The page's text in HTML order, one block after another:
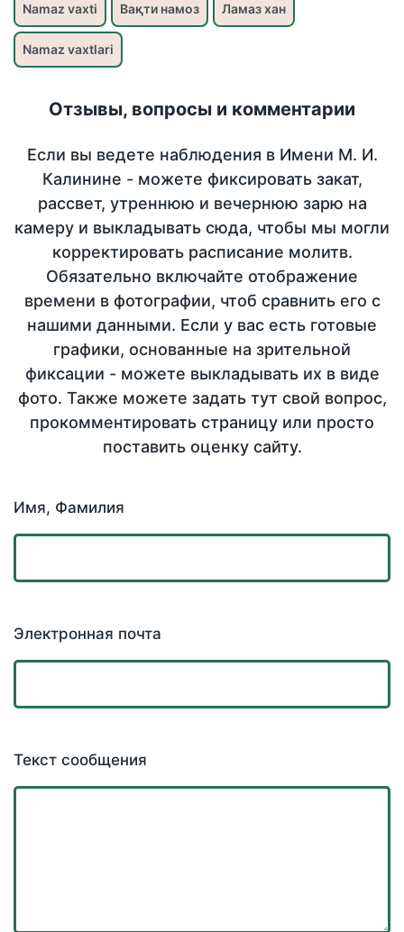
Namaz vaxti Вақти намоз Ламаз хан
Namaz vaxtlari
Отзывы, вопросы и комментарии
Если вы ведете наблюдения в Имени М. И.
Калинине - можете фиксировать закат,
рассвет, утреннюю и вечернюю зарю на
камеру и выкладывать сюда, чтобы мы могли
корректировать расписание молитв.
Обязательно включайте отображение
времени в фотографии, чтоб сравнить его с
нашими данными. Если у вас есть готовые
графики, основанные на зрительной
фиксации - можете выкладывать их в виде
фото. Также можете задать тут свой вопрос,
прокомментировать страницу или просто
поставить оценку сайту.
Имя, Фамилия
Электронная почта
Текст сообщения